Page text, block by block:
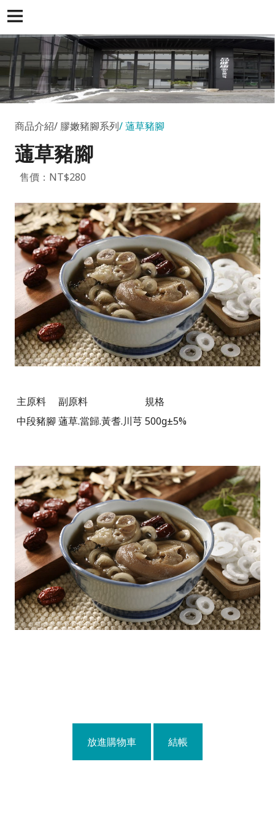
商品介紹 膠嫩豬腳系列 蓪草豬腳
蓪草豬腳
售價：NT$280
主原料 副原料
規格
中段豬腳 蓪草.當歸.黃耆.川芎500g±5%
放進購物車 結帳